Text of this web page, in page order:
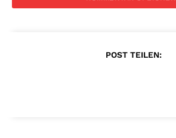
POST TEILEN: